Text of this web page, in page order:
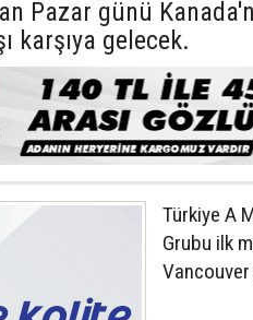
Pazar günü
karşıya gelecek.
Türkiye A
Grubu ilk
Vancouver